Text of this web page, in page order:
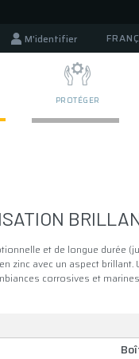
M'identifier
PROTÉGER
et de longue durée
zinc avec un aspect
corrosives et